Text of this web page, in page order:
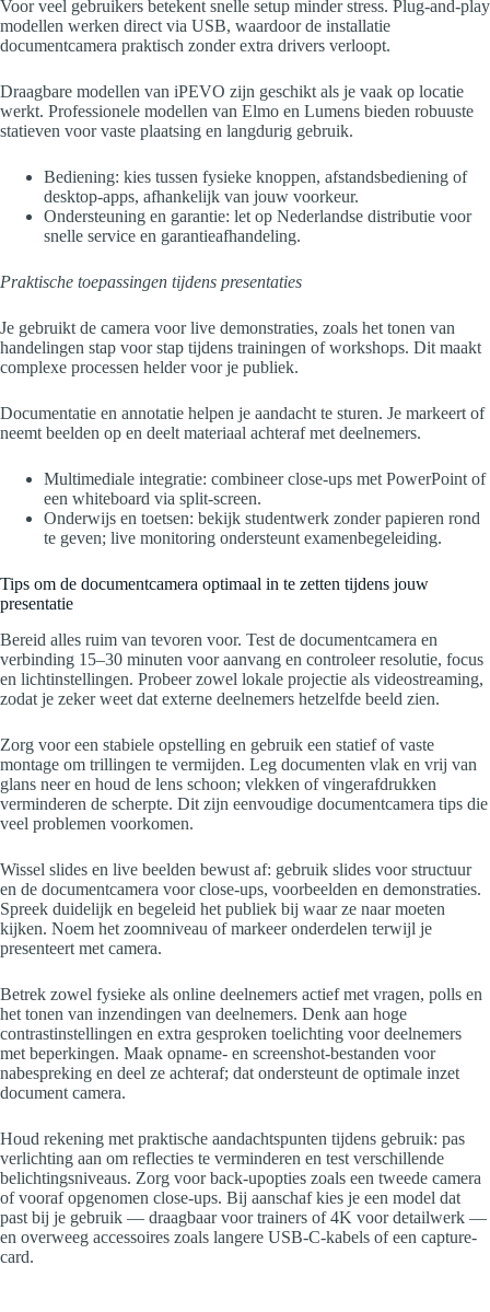
Voor veel gebruikers betekent snelle setup minder stress. Plug-and-play
modellen werken direct via USB, waardoor de installatie
documentcamera praktisch zonder extra drivers verloopt.
Draagbare modellen van iPEVO zijn geschikt als je vaak op locatie
werkt. Professionele modellen van Elmo en Lumens bieden robuuste
statieven voor vaste plaatsing en langdurig gebruik.
Bediening: kies tussen fysieke knoppen, afstandsbediening of
desktop-apps, afhankelijk van jouw voorkeur.
Ondersteuning en garantie: let op Nederlandse distributie voor
snelle service en garantieafhandeling.
Praktische toepassingen tijdens presentaties
Je gebruikt de camera voor live demonstraties, zoals het tonen van
handelingen stap voor stap tijdens trainingen of workshops. Dit maakt
complexe processen helder voor je publiek.
Documentatie en annotatie helpen je aandacht te sturen. Je markeert of
neemt beelden op en deelt materiaal achteraf met deelnemers.
Multimediale integratie: combineer close‑ups met PowerPoint of
een whiteboard via split-screen.
Onderwijs en toetsen: bekijk studentwerk zonder papieren rond
te geven; live monitoring ondersteunt examenbegeleiding.
Tips om de documentcamera optimaal in te zetten tijdens jouw
presentatie
Bereid alles ruim van tevoren voor. Test de documentcamera en
verbinding 15–30 minuten voor aanvang en controleer resolutie, focus
en lichtinstellingen. Probeer zowel lokale projectie als videostreaming,
zodat je zeker weet dat externe deelnemers hetzelfde beeld zien.
Zorg voor een stabiele opstelling en gebruik een statief of vaste
montage om trillingen te vermijden. Leg documenten vlak en vrij van
glans neer en houd de lens schoon; vlekken of vingerafdrukken
verminderen de scherpte. Dit zijn eenvoudige documentcamera tips die
veel problemen voorkomen.
Wissel slides en live beelden bewust af: gebruik slides voor structuur
en de documentcamera voor close-ups, voorbeelden en demonstraties.
Spreek duidelijk en begeleid het publiek bij waar ze naar moeten
kijken. Noem het zoomniveau of markeer onderdelen terwijl je
presenteert met camera.
Betrek zowel fysieke als online deelnemers actief met vragen, polls en
het tonen van inzendingen van deelnemers. Denk aan hoge
contrastinstellingen en extra gesproken toelichting voor deelnemers
met beperkingen. Maak opname- en screenshot-bestanden voor
nabespreking en deel ze achteraf; dat ondersteunt de optimale inzet
document camera.
Houd rekening met praktische aandachtspunten tijdens gebruik: pas
verlichting aan om reflecties te verminderen en test verschillende
belichtingsniveaus. Zorg voor back-upopties zoals een tweede camera
of vooraf opgenomen close-ups. Bij aanschaf kies je een model dat
past bij je gebruik — draagbaar voor trainers of 4K voor detailwerk —
en overweeg accessoires zoals langere USB-C-kabels of een capture-
card.